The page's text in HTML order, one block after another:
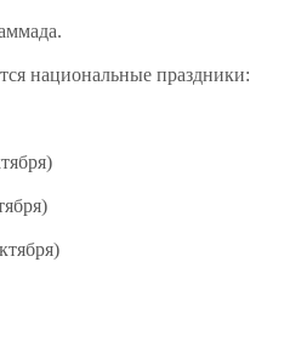
национальные праздники: